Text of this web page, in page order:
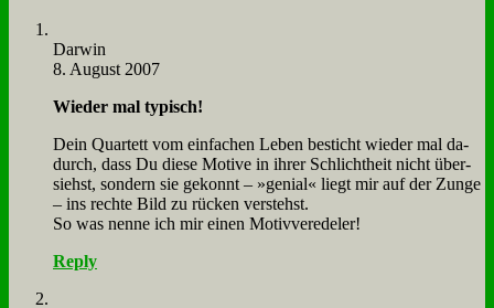
Dar­win
8. August 2007
Wie­der mal ty­pisch!
Dein Quar­tett vom ein­fa­chen Le­ben be­sticht wie­der mal da­
durch, dass Du die­se Mo­ti­ve in ih­rer Schlicht­heit nicht über­
siehst, son­dern sie ge­konnt – »ge­ni­al« liegt mir auf der Zun­ge
– ins rech­te Bild zu rücken ver­stehst.
So was nen­ne ich mir ei­nen Mo­tiv­ver­ede­ler!
Reply